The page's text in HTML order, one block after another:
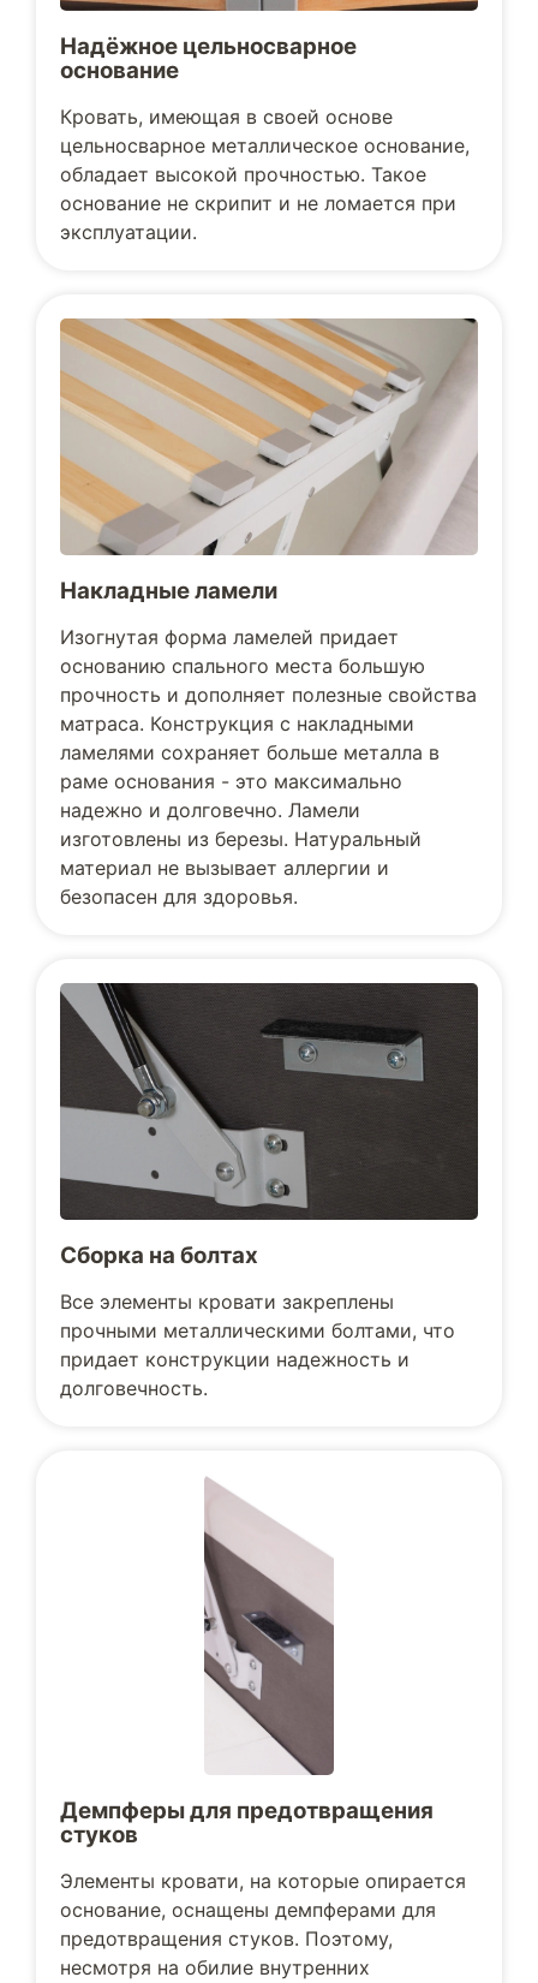
Надёжное цельносварное
основание
Кровать, имеющая в своей основе
цельносварное металлическое основание,
обладает высокой прочностью. Такое
основание не скрипит и не ломается при
эксплуатации.
Накладные ламели
Изогнутая форма ламелей придает
основанию спального места большую
прочность и дополняет полезные свойства
матраса. Конструкция с накладными
ламелями сохраняет больше металла в
раме основания - это максимально
надежно и долговечно. Ламели
изготовлены из березы. Натуральный
материал не вызывает аллергии и
безопасен для здоровья.
Сборка на болтах
Все элементы кровати закреплены
прочными металлическими болтами, что
придает конструкции надежность и
долговечность.
Демпферы для предотвращения
стуков
Элементы кровати, на которые опирается
основание, оснащены демпферами для
предотвращения стуков. Поэтому,
несмотря на обилие внутренних